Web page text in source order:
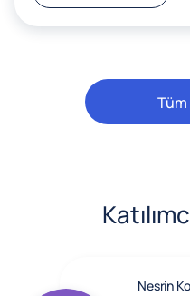
Nesrin